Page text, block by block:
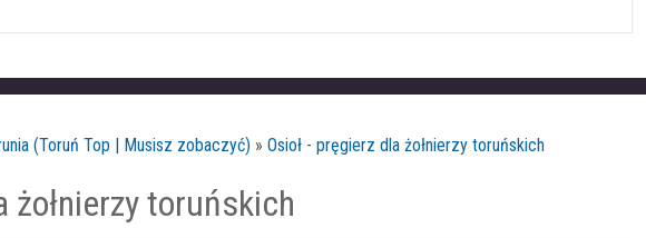
(Toruń Top | Musisz zobaczyć) » Osioł - pręgierz dla żołnierzy toruńskich
żołnierzy toruńskich